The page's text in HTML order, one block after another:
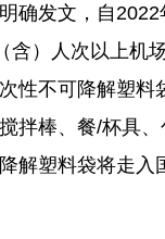
确发文，自
含）人次以上机
性不可降解塑料
拌棒、餐/杯具
解塑料袋将走入